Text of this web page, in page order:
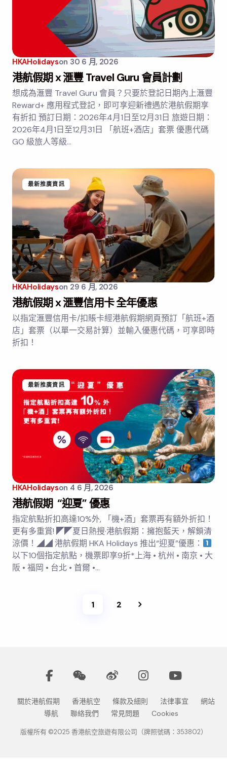
HKAHolidayson 30 6 月, 2026
港航假期 x 滙豐 Travel Guru 會員計劃
想成為滙豐 Travel Guru 會員？只要於登記日期內上滙豐
Reward+ 應用程式登記，即可享迎新禮遇於港航假期享
有折扣 預訂日期：2026年4月1日至12月31日 旅遊日期：
2026年4月1日至12月31日 「航班+酒店」套票 優惠代碼
GO 級旅人等級…
最新推廣資訊
HKAHolidayson 29 6 月, 2026
港航假期 x 滙豐信用卡 全年優惠
以指定滙豐信用卡/扣賬卡經港航假期網頁預訂「航班+酒
店」套票（以單一交易計算）並輸入優惠代碼，可享即時
折扣！
最新推廣資訊
HKAHolidayson 4 6 月, 2026
港航假期 “迎夏” 優惠
指定航點折扣高達10%外, 「機+酒」套票再有額外折扣！
更有多重賞! ◤◤夏日熱搜·港航假期：擁抱藍天，解鎖清
涼價！◢◢ 港航假期 HKA Holidays 推出“迎夏”優惠：
以下10個指定航點，機票即享9折*上海 • 杭州 • 南京 • 大
阪 • 福岡 • 台北 • 首爾 •…
1 2
關於港航假期 香港航空 條款及細則 法律事宜
網站
導航
聯絡我們 常見問題 Cookies
版權所有 ©2025 香港航空旅遊有限公司（牌照號碼：353802）